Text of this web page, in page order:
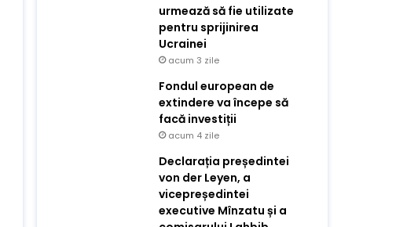
urmează să fie utilizate
pentru sprijinirea
Ucrainei
acum 3 zile
Fondul european de
extindere va începe să
facă investiții
acum 4 zile
Declarația președintei
von der Leyen, a
vicepreședintei
executive Mînzatu și a